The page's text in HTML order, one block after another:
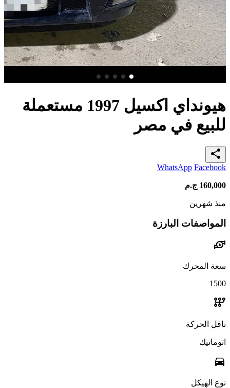
هيونداي اكسيل 1997 مستعملة
للبيع في مصر
share
WhatsApp Facebook
160,000 ج.م
منذ شهرين
المواصفات البارزة
water_pump
سعة المحرك
1500
auto_transmission
ناقل الحركة
اتوماتيك
directions_car
نوع الهيكل